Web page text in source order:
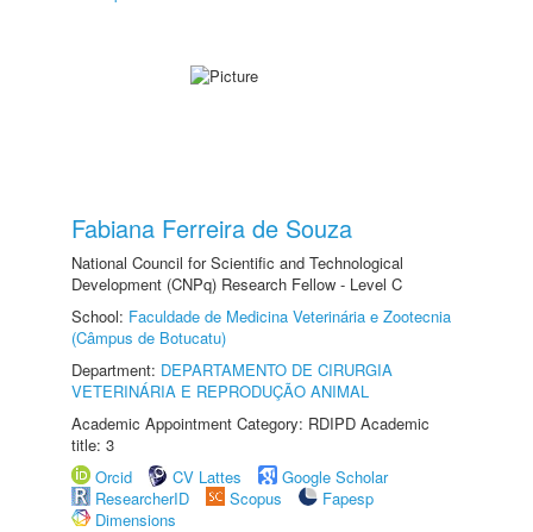
Fabiana Ferreira de Souza
National Council for Scientific and Technological
Development (CNPq) Research Fellow - Level C
School: Faculdade de Medicina Veterinária e Zootecnia
(Câmpus de Botucatu)
Department: DEPARTAMENTO DE CIRURGIA
VETERINÁRIA E REPRODUÇÃO ANIMAL
Academic Appointment Category: RDIPD Academic
title: 3
Orcid
CV Lattes
Google Scholar
ResearcherID
Scopus
Fapesp
Dimensions